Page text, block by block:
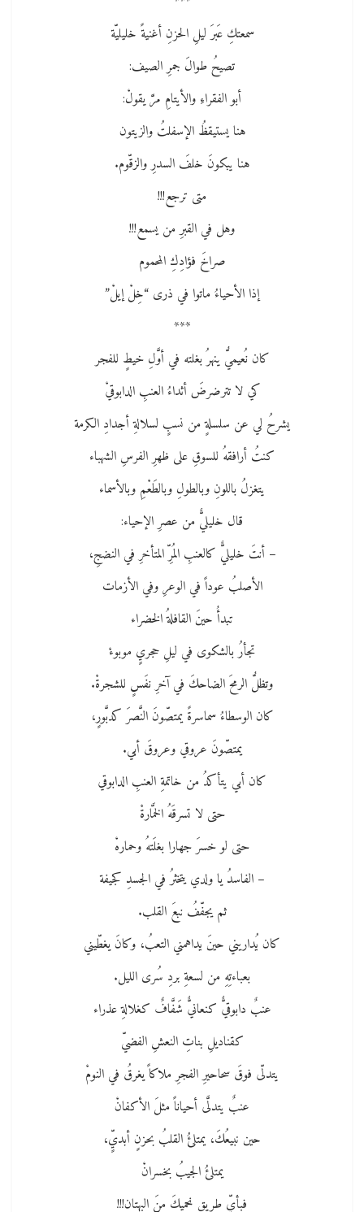
سمعتكِ عَبرَ ليلِ الحزنِ أغنيةً خليليّة
تصيحُ طوالَ جمرِ الصيف:
أبو الفقراءِ والأيتامِ مرَّ يقولْ:
هنا يستيقظُ الإسفلتُ والزيتون
هنا يبكونَ خلفَ السدرِ والزقّوم.
متى ترجع!!!
وهل ﻓﻲ القبرِ من يسمع!!!
صراخَ فؤادِكِ المحموم
إذا الأحياءُ ماتوا ﻓﻲ ذرى “خِلْ إيلْ”
***
كان نُعيميُّ ينهرُ بغلته ﻓﻲ أوَّلِ خيطٍ للفجر
كي لا تترضرضَ أثداءُ العنبِ الدابوقيْ
يشرحُ ﻟﻲ عن سلسلةٍ من نسبٍ لسلالةِ أجدادِ الكرمة
كنتُ أرافقهُ للسوقِ على ظهرِ الفرسِ الشهباء
يتغزلُ باللونِ وبالطولِ وبالطَعْمِ وبالأسماء
قال خليليٌّ من عصرِ الإحياء:
– أنتَ خليليٌّ كالعنبِ المُرِّ المتأخرِ ﻓﻲ النضجِ،
الأصلبُ عوداً ﻓﻲ الوعرِ ﻭﻓﻲ الأزمات
تبدأُ حينَ القافلةُ الخضراء
تجأرُ بالشكوى ﻓﻲ ليلِ حجريٍ موبوءْ
وتظلُّ الرمحَ الضاحكَ ﻓﻲ آخرِ نفَسٍ للشجرةْ.
كان الوسطاءُ سماسرةً يمتصّونَ النَّصرَ كدبَّورٍ،
يمتصّونَ عروقي وعروقَ أﺑﻲ.
كان أﺑﻲ يتأكدُ من خاتمةِ العنبِ الدابوقي
حتى لا تسرقَهُ الخمَّارةْ
حتى لو خسرَ جهارا بغلَتهُ وحمارهْ
– الفاسدُ يا ولدي يتخثرُ ﻓﻲ الجسدِ كجيفة
ﺛﻢ يجفّفُ نبعَ القلب.
كان يُداريني حينَ يداهمني التعبُ، وكانَ يغطّيني
بعباءتِهِ من لسعةِ بردِ سُرى الليل.
عنبٌ دابوقيٌّ كنعانيٌّ شَفَّافٌ كغلالةِ عذراء
كقناديلِ بناتِ النعشِ الفضيّ
يتدلّى فوقَ سحاحيرِ الفجرِ ملاكاً يغرقُ ﻓﻲ النومْ
عنبٌ يتدلَّى أحياناً مثلَ الأكفانْ
حين نبيعُكَ، يمتلئُ القلبُ بحزنٍ أبديٍّ،
يمتلئُ الجيبُ بخسرانْ
فبأيِّ طريقٍ نحميكَ منَ البهتان!!!